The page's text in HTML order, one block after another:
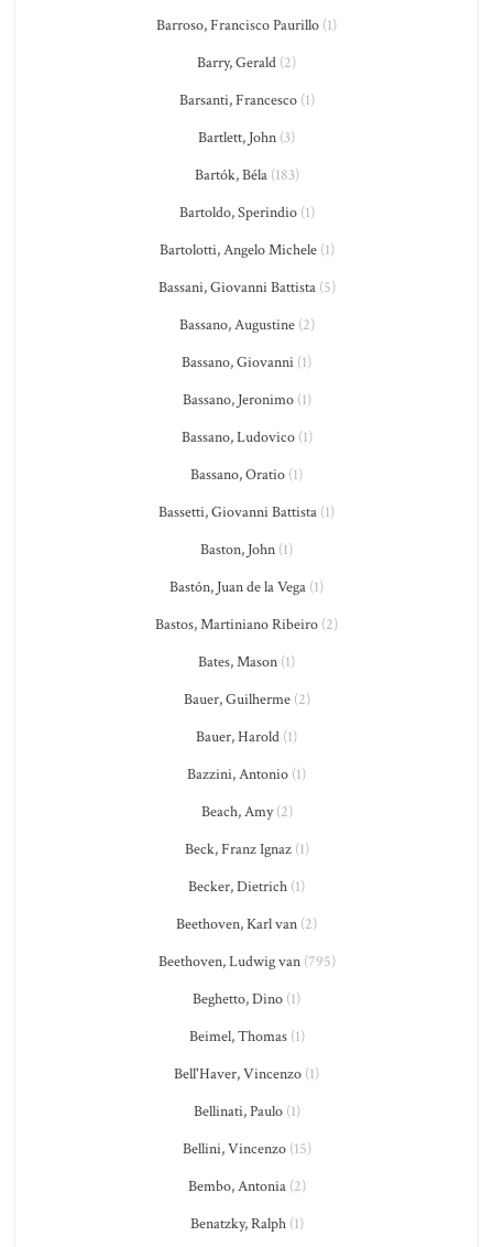
Barroso, Francisco Paurillo (1)
Barry, Gerald (2)
Barsanti, Francesco(1)
Bartlett, John (3)
Bartók, Béla(183)
Bartoldo, Sperindio(1)
Bartolotti, Angelo Michele(1)
Bassani, Giovanni Battista(5)
Bassano, Augustine(2)
Bassano, Giovanni (1)
Bassano, Jeronimo(1)
Bassano, Ludovico(1)
Bassano, Oratio (1)
Bassetti, Giovanni Battista (1)
Baston, John (1)
Bastón, Juan de la Vega (1)
Bastos, Martiniano Ribeiro (2)
Bates, Mason (1)
Bauer, Guilherme(2)
Bauer, Harold (1)
Bazzini, Antonio (1)
Beach, Amy(2)
Beck, Franz Ignaz(1)
Becker, Dietrich (1)
Beethoven, Karl van (2)
Beethoven, Ludwig van(795)
Beghetto, Dino (1)
Beimel, Thomas(1)
Bell'Haver, Vincenzo (1)
Bellinati, Paulo(1)
Bellini, Vincenzo(15)
Bembo, Antonia(2)
Benatzky, Ralph(1)